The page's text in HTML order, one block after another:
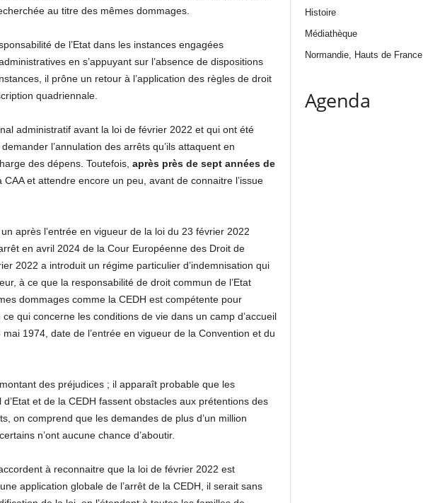
au titre des mêmes dommages.
de l’Etat dans les instances engagées
en s’appuyant sur l’absence de dispositions
il prône un retour à l’application des règles de droit
quadriennale.
administratif avant la loi de février 2022 et qui ont été
l’annulation des arrêts qu’ils attaquent en
des dépens. Toutefois, après près de sept années de
et attendre encore un peu, avant de connaitre l’issue
après l’entrée en vigueur de la loi du 23 février 2022
en avril 2024 de la Cour Européenne des Droit de
2022 a introduit un régime particulier d’indemnisation qui
à ce que la responsabilité de droit commun de l’Etat
dommages comme la CEDH est compétente pour
qui concerne les conditions de vie dans un camp d’accueil
1974, date de l’entrée en vigueur de la Convention et du
des préjudices ; il apparaît probable que les
et de la CEDH fassent obstacles aux prétentions des
on comprend que les demandes de plus d’un million
n’ont aucune chance d’aboutir.
à reconnaitre que la loi de février 2022 est
application globale de l’arrêt de la CEDH, il serait sans
Histoire
Médiathèque
Normandie, Hauts de France
Agenda